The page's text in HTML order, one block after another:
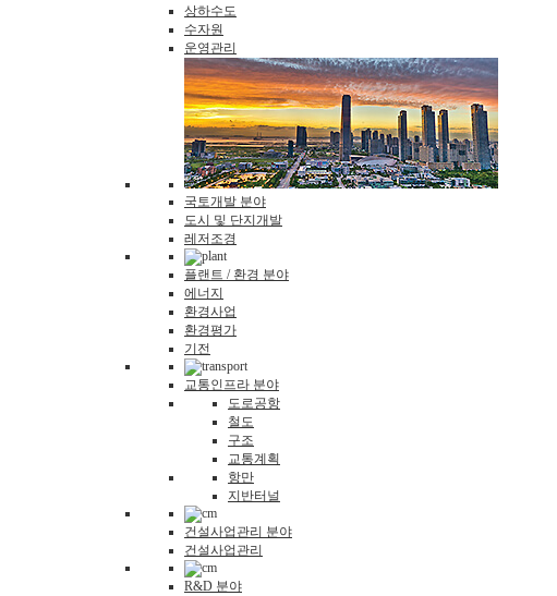
상하수도
수자원
운영관리
국토개발 분야
도시 및 단지개발
레저조경
플랜트 / 환경 분야
에너지
환경사업
환경평가
기전
교통인프라 분야
도로공항
철도
구조
교통계획
항만
지반터널
건설사업관리 분야
건설사업관리
R&D 분야